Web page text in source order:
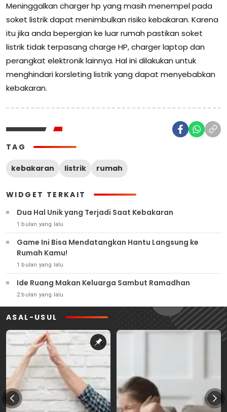
Meninggalkan charger hp yang masih menempel pada
soket listrik dapat menimbulkan risiko kebakaran. Karena
itu jika anda bepergian ke luar rumah pastikan soket
listrik tidak terpasang charge HP, charger laptop dan
perangkat elektronik lainnya. Hal ini dilakukan untuk
menghindari korsleting listrik yang dapat menyebabkan
kebakaran.
TAG
kebakaran listrik rumah
WIDGET TERKAIT
Dua Hal Unik yang Terjadi Saat Kebakaran
1 bulan yang lalu
Game Ini Bisa Mendatangkan Hantu Langsung ke
Rumah Kamu!
1 bulan yang lalu
Ide Ruang Makan Keluarga Sambut Ramadhan
2 bulan yang lalu
ASAL-USUL